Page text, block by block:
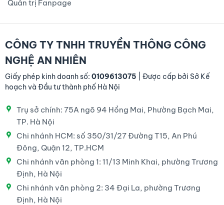
Quản trị Fanpage
CÔNG TY TNHH TRUYỀN THÔNG CÔNG
NGHỆ AN NHIÊN
Giấy phép kinh doanh số: 0109613075 | Được cấp bởi Sở Kế
hoạch và Đầu tư thành phố Hà Nội
Trụ sở chính: 75A ngõ 94 Hồng Mai, Phường Bạch Mai,
TP. Hà Nội
Chi nhánh HCM: số 350/31/27 Đường T15, An Phú
Đông, Quận 12, TP.HCM
Chi nhánh văn phòng 1: 11/13 Minh Khai, phường Trương
Định, Hà Nội
Chi nhánh văn phòng 2: 34 Đại La, phường Trương
Định, Hà Nội